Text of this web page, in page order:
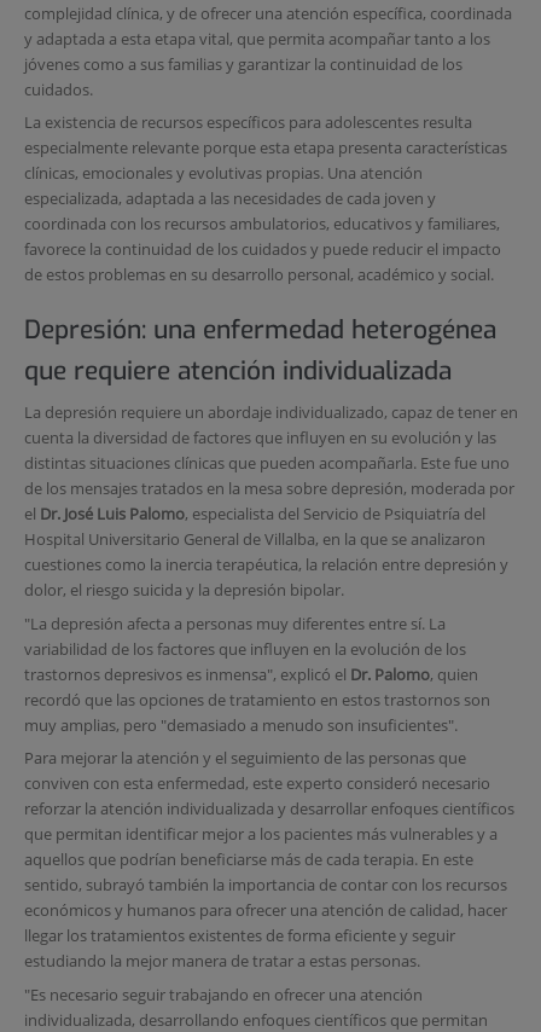
complejidad clínica, y de ofrecer una atención específica, coordinada
y adaptada a esta etapa vital, que permita acompañar tanto a los
jóvenes como a sus familias y garantizar la continuidad de los
cuidados.
La existencia de recursos específicos para adolescentes resulta
especialmente relevante porque esta etapa presenta características
clínicas, emocionales y evolutivas propias. Una atención
especializada, adaptada a las necesidades de cada joven y
coordinada con los recursos ambulatorios, educativos y familiares,
favorece la continuidad de los cuidados y puede reducir el impacto
de estos problemas en su desarrollo personal, académico y social.
Depresión: una enfermedad heterogénea
que requiere atención individualizada
La depresión requiere un abordaje individualizado, capaz de tener en
cuenta la diversidad de factores que influyen en su evolución y las
distintas situaciones clínicas que pueden acompañarla. Este fue uno
de los mensajes tratados en la mesa sobre depresión, moderada por
el Dr. José Luis Palomo, especialista del Servicio de Psiquiatría del
Hospital Universitario General de Villalba, en la que se analizaron
cuestiones como la inercia terapéutica, la relación entre depresión y
dolor, el riesgo suicida y la depresión bipolar.
"La depresión afecta a personas muy diferentes entre sí. La
variabilidad de los factores que influyen en la evolución de los
trastornos depresivos es inmensa", explicó el Dr. Palomo, quien
recordó que las opciones de tratamiento en estos trastornos son
muy amplias, pero "demasiado a menudo son insuficientes".
Para mejorar la atención y el seguimiento de las personas que
conviven con esta enfermedad, este experto consideró necesario
reforzar la atención individualizada y desarrollar enfoques científicos
que permitan identificar mejor a los pacientes más vulnerables y a
aquellos que podrían beneficiarse más de cada terapia. En este
sentido, subrayó también la importancia de contar con los recursos
económicos y humanos para ofrecer una atención de calidad, hacer
llegar los tratamientos existentes de forma eficiente y seguir
estudiando la mejor manera de tratar a estas personas.
"Es necesario seguir trabajando en ofrecer una atención
individualizada, desarrollando enfoques científicos que permitan